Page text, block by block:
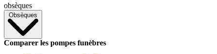
obsèques
Obsèques
Comparer les pompes funèbres